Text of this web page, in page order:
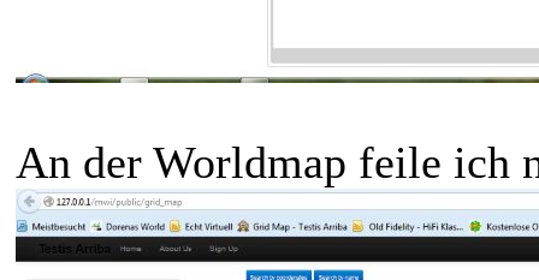
An der Worldmap feile ich